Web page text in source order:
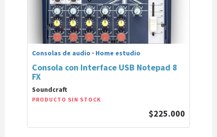
Consolas de audio · Home estudio
Consola con Interface USB Notepad 8
FX
Soundcraft
PRODUCTO SIN STOCK
$225.000